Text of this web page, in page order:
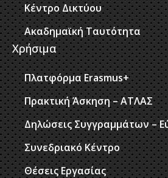
Κέντρο Δικτύου
Ακαδημαϊκή Ταυτότητα
Χρήσιμα
Πλατφόρμα Erasmus+
Πρακτική Άσκηση – ΑΤΛΑΣ
Δηλώσεις Συγγραμμάτων –
Συνεδριακό Κέντρο
Θέσεις Εργασίας